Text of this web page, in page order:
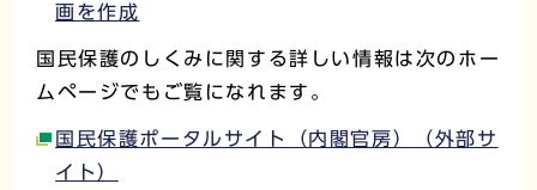
画を作成
国民保護のしくみに関する詳しい情報は次のホー
ムページでもご覧になれます。
国民保護ポータルサイト（内閣官房）（外部サ
イト）